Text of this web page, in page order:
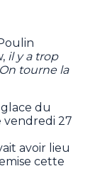
il y a trop
tourne la
du
vendredi 27
avoir lieu
cette